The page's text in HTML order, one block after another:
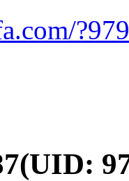
(UID: